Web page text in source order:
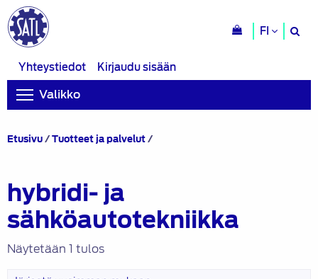
FI
Yhteystiedot
Kirjaudu sisään
Valikko
Etusivu/Tuotteet ja palvelut/
hybridi- ja
sähköautotekniikka
Näytetään 1 tulos